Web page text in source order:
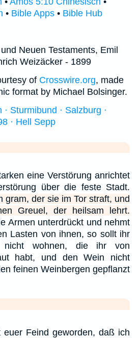
• Bible Apps • Bible Hub
Neuen Testaments, Emil
Weizäcker - 1899
of Crosswire.org, made
format by Michael Bolsinger.
Sturmibund · Salzburg ·
· Hell Sepp
eine Verstörung anrichtet
über die feste Stadt.
gram, der sie im Tor straft, und
Greuel, der heilsam lehrt.
Armen unterdrückt und nehmt
Lasten von ihnen, so sollt ihr
wohnen, die ihr von
habt, und den Wein nicht
feinen Weinbergen gepflanzt
Feind geworden, daß ich